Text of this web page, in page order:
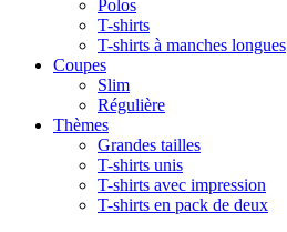
Polos
T-shirts
T-shirts à manches longues
Coupes
Slim
Régulière
Thèmes
Grandes tailles
T-shirts unis
T-shirts avec impression
T-shirts en pack de deux